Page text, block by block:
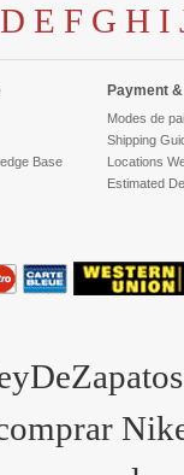
D E F G H I
Base
Payment
Modes de
Shipping
Locations
Estimated